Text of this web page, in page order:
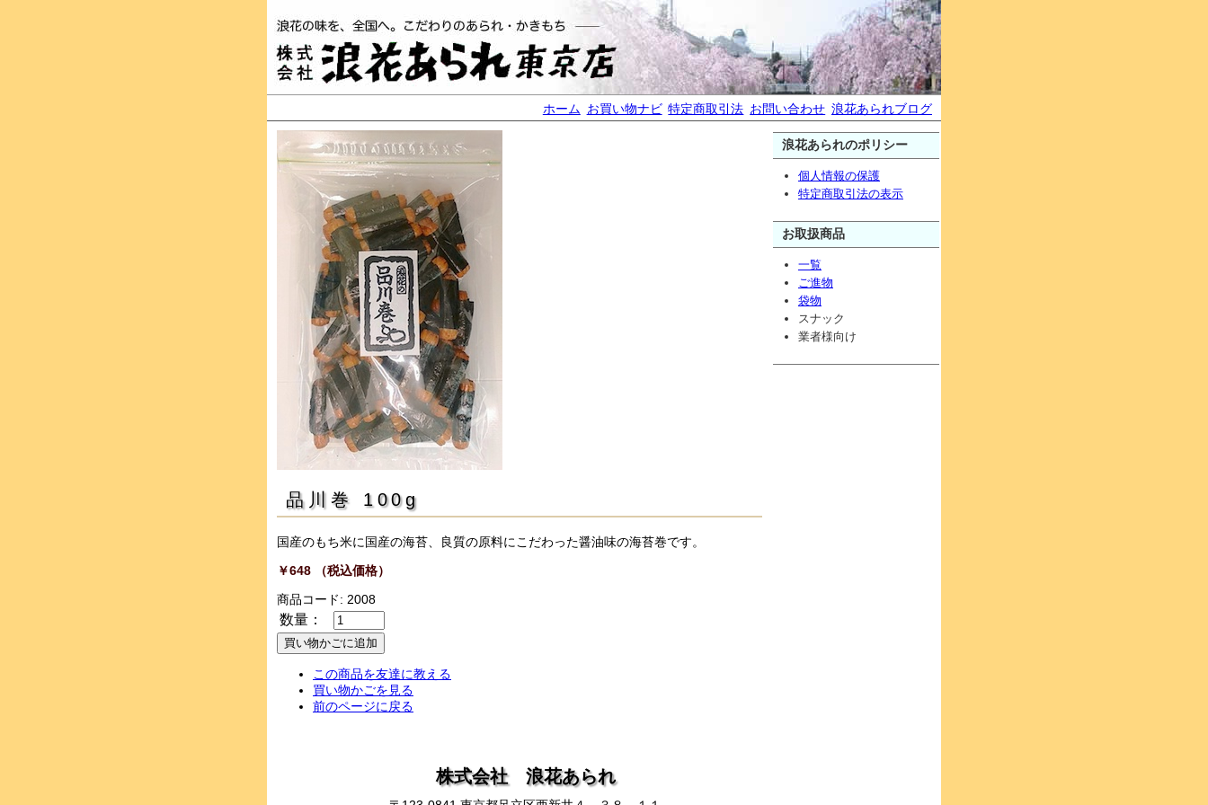
ホーム お買い物ナビ 特定商取引法 お問い合わせ 浪花あられブログ
品川巻 100g
国産のもち米に国産の海苔、良質の原料にこだわった醤油味の海苔巻です。
￥648 （税込価格）
商品コード: 2008
数量：
この商品を友達に教える
買い物かごを見る
前のページに戻る
株式会社 浪花あられ
浪花あられのポリシー
個人情報の保護
特定商取引法の表示
お取扱商品
一覧
ご進物
袋物
スナック
業者様向け